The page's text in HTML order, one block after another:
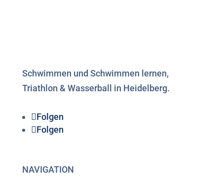
Schwimmen und Schwimmen lernen,
Triathlon & Wasserball in Heidelberg.
Folgen
Folgen
NAVIGATION